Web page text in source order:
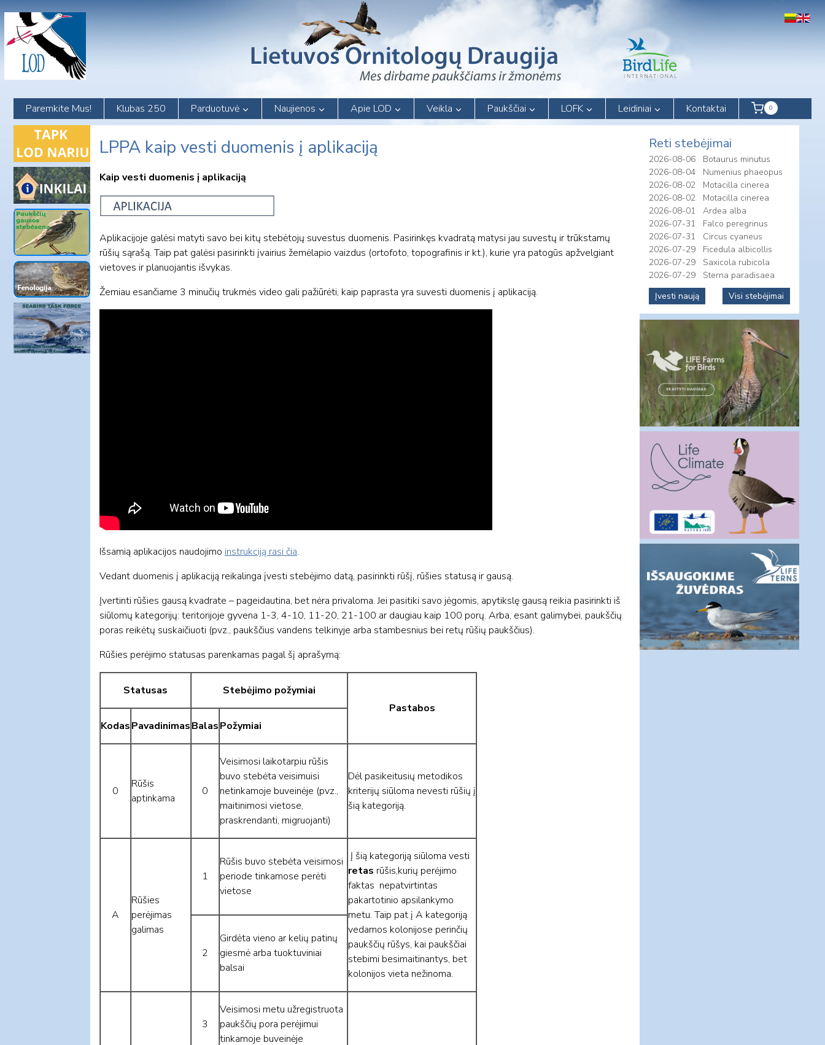
content
Paremkite Mus! Klubas 250 Parduotuvė Naujienos Apie LOD Veikla Paukščiai LOFK Leidiniai Kontaktai 0
LPPA kaip vesti duomenis į aplikaciją
Kaip vesti duomenis į aplikaciją
Aplikacijoje galėsi matyti savo bei kitų stebėtojų suvestus duomenis. Pasirinkęs kvadratą matysi jau suvestų ir trūkstamų
rūšių sąrašą. Taip pat galėsi pasirinkti įvairius žemėlapio vaizdus (ortofoto, topografinis ir kt.), kurie yra patogūs apžvelgiant
vietoves ir planuojantis išvykas.
Žemiau esančiame 3 minučių trukmės video gali pažiūrėti, kaip paprasta yra suvesti duomenis į aplikaciją.
Išsamią aplikacijos naudojimo instrukciją rasi čia.
Vedant duomenis į aplikaciją reikalinga įvesti stebėjimo datą, pasirinkti rūšį, rūšies statusą ir gausą.
Įvertinti rūšies gausą kvadrate – pageidautina, bet nėra privaloma. Jei pasitiki savo jėgomis, apytikslę gausą reikia pasirinkti iš
siūlomų kategorijų: teritorijoje gyvena 1-3, 4-10, 11-20, 21-100 ar daugiau kaip 100 porų. Arba, esant galimybei, paukščių
poras reikėtų suskaičiuoti (pvz., paukščius vandens telkinyje arba stambesnius bei retų rūšių paukščius).
Rūšies perėjimo statusas parenkamas pagal šį aprašymą:
Statusas
Stebėjimo požymiai
Pastabos
KodasPavadinimasBalasPožymiai
0
Rūšis
aptinkama
0
Veisimosi laikotarpiu rūšis
buvo stebėta veisimuisi
netinkamoje buveinėje (pvz.,
maitinimosi vietose,
praskrendanti, migruojanti)
Dėl pasikeitusių metodikos
kriterijų siūloma nevesti rūšių į
šią kategoriją.
A
Rūšies
perėjimas
galimas
1
Rūšis buvo stebėta veisimosi
periode tinkamose perėti
vietose
Į šią kategoriją siūloma vesti
retas rūšis,kurių perėjimo
faktas nepatvirtintas
pakartotinio apsilankymo
metu. Taip pat į A kategoriją
vedamos kolonijose perinčių
paukščių rūšys, kai paukščiai
stebimi besimaitinantys, bet
kolonijos vieta nežinoma.
2
Girdėta vieno ar kelių patinų
giesmė arba tuoktuviniai
balsai
3
Veisimosi metu užregistruota
paukščių pora perėjimui
tinkamoje buveinėje
Reti stebėjimai
2026-08-06
Botaurus minutus
2026-08-04
Numenius phaeopus
2026-08-02
Motacilla cinerea
2026-08-02
Motacilla cinerea
2026-08-01
Ardea alba
2026-07-31
Falco peregrinus
2026-07-31
Circus cyaneus
2026-07-29
Ficedula albicollis
2026-07-29
Saxicola rubicola
2026-07-29
Sterna paradisaea
Įvesti naują
Visi stebėjimai